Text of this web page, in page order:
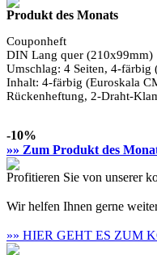
Produkt des Monats
Couponheft
DIN Lang quer (210x99mm)
Umschlag: 4 Seiten, 4-färbig
Inhalt: 4-färbig (Euroskala
Rückenheftung, 2-Draht-
-10%
»» Zum Produkt des
Profitieren Sie von unserer
Wir helfen Ihnen gerne
»» HIER GEHT ES ZUM